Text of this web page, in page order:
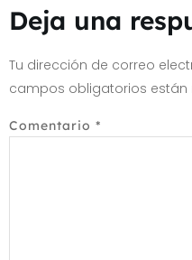
Deja una
Tu dirección de correo
campos obligatorios
Comentario *